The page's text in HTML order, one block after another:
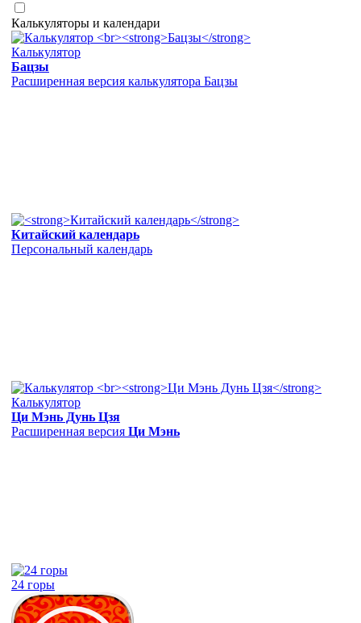
Калькуляторы и календари
Калькулятор
Бацзы
Расширенная версия калькулятора Бацзы
Китайский календарь
Персональный календарь
Калькулятор
Ци Мэнь Дунь Цзя
Расширенная версия Ци Мэнь
24 горы